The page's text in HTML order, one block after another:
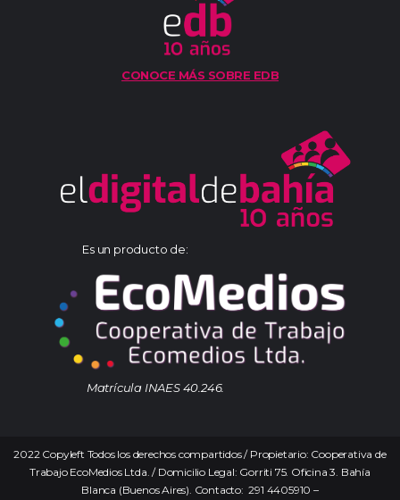
CONOCE MÁS SOBRE EDB
Es un producto de:
Matrícula INAES 40.246.
2022 Copyleft Todos los derechos compartidos / Propietario: Cooperativa de
Trabajo EcoMedios Ltda. / Domicilio Legal: Gorriti 75. Oficina 3. Bahía
Blanca (Buenos Aires). Contacto: 291 4405910 –